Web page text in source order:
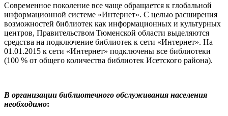
Современное поколение все чаще обращается к глобальной
информационной системе «Интернет». С целью расширения
возможностей библиотек как информационных и культурных
центров, Правительством Тюменской области выделяются
средства на подключение библиотек к сети «Интернет». На
01.01.2015 к сети «Интернет» подключены все библиотеки
(100 % от общего количества библиотек Исетского района).
В организации библиотечного обслуживания населения
необходимо: